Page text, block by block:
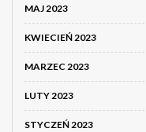
MAJ 2023
KWIECIEŃ 2023
MARZEC 2023
LUTY 2023
STYCZEŃ 2023